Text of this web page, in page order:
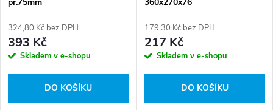
324,80 Kč bez DPH
393 Kč
Skladem v e-shopu
DO KOŠÍKU
179,30 Kč bez DPH
217 Kč
Skladem v e-shopu
DO KOŠÍKU